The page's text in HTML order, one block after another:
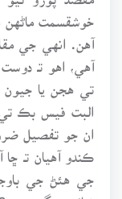
خوشقسمت ماڻهن
آهن. انهي جي
آهي، اهو تـ
تي هجن يا جيون
البت فيس بڪ تي
ان جو تفصيل
ڪندو آهيان تـ
جي هئڻ جي
نڀائي سگهندس.